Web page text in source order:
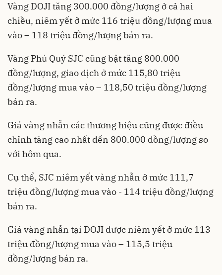
Vàng DOJI tăng 300.000 đồng/lượng ở cả hai
chiều, niêm yết ở mức 116 triệu đồng/lượng mua
vào – 118 triệu đồng/lượng bán ra.
Vàng Phú Quý SJC cũng bật tăng 800.000
đồng/lượng, giao dịch ở mức 115,80 triệu
đồng/lượng mua vào – 118,50 triệu đồng/lượng
bán ra.
Giá vàng nhẫn các thương hiệu cũng được điều
chỉnh tăng cao nhất đến 800.000 đồng/lượng so
với hôm qua.
Cụ thể, SJC niêm yết vàng nhẫn ở mức 111,7
triệu đồng/lượng mua vào - 114 triệu đồng/lượng
bán ra.
Giá vàng nhẫn tại DOJI được niêm yết ở mức 113
triệu đồng/lượng mua vào – 115,5 triệu
đồng/lượng bán ra.